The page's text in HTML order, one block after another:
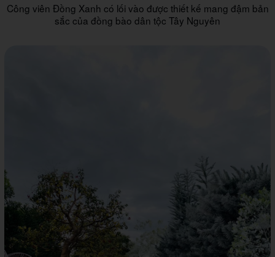
Công viên Đồng Xanh có lối vào được thiết kế mang đậm bản
sắc của đồng bào dân tộc Tây Nguyên